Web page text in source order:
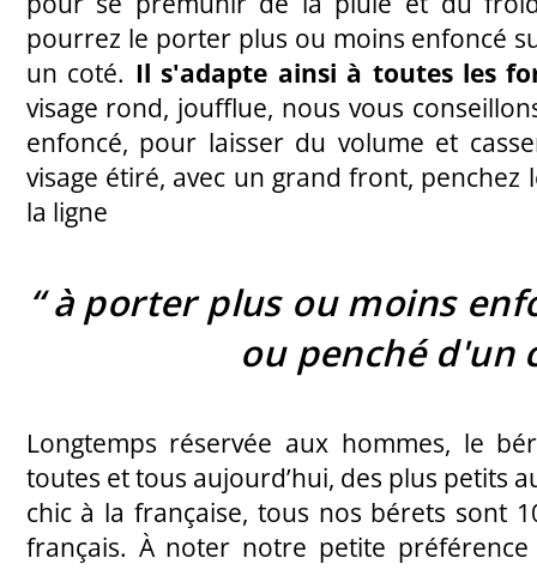
pourrez le porter plus ou moins enfoncé
un coté. Il s'adapte ainsi à toutes les
visage rond, joufflue, nous vous
enfoncé, pour laisser du volume et
visage étiré, avec un grand front,
la ligne
“à porter plus ou moins
ou penché d'un
Longtemps réservée aux hommes, le
toutes et tous aujourd’hui, des plus petits
chic à la française, tous nos bérets sont
français. À noter notre petite